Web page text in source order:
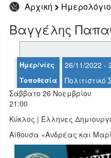
Αρχική
Βαγγέλης
Ημερ/νίες 26/11/2022 -
Τοποθεσία
Σάββατο 26 Νοεμβρίου
21:00
Κύκλος | Έλληνες
Αίθουσα «Ανδρέας και